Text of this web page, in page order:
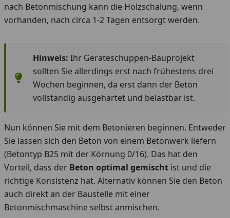
nach Betonmischung kann die Holzschalung, wenn
vorhanden, nach circa 1-2 Tagen entsorgt werden.
Hinweis: Ihr Geräteschuppen-Bauprojekt
sollten Sie allerdings erst nach frühestens drei
Wochen beginnen, da erst dann der Beton
vollständig ausgehärtet und belastbar ist.
Nun können Sie mit dem Betonieren beginnen. Entweder
Sie lassen sich den Beton von einem Betonwerk liefern
(Betontyp B25 mit der Körnung 0/16). Das hat den
Vorteil, dass der Beton optimal gemischt ist und die
richtige Konsistenz hat. Alternativ können Sie den Beton
auch direkt an der Baustelle mit einer
Betonmischmaschine selbst anmischen.